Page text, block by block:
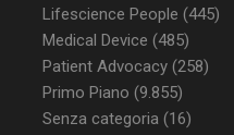
Lifescience People (445)
Medical Device (485)
Patient Advocacy (258)
Primo Piano (9.855)
Senza categoria (16)
_ga_Z2VT792F98